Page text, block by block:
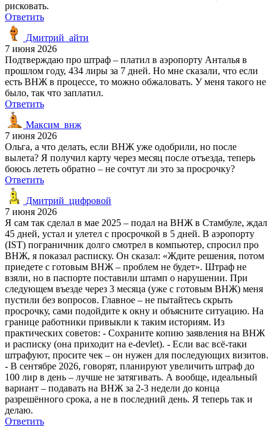
рисковать.
Ответить
Дмитрий_айти
7 июня 2026
Подтверждаю про штраф – платил в аэропорту Анталья в
прошлом году, 434 лиры за 7 дней. Но мне сказали, что если
есть ВНЖ в процессе, то можно обжаловать. У меня такого не
было, так что заплатил.
Ответить
Максим_внж
7 июня 2026
Ольга, а что делать, если ВНЖ уже одобрили, но после
вылета? Я получил карту через месяц после отъезда, теперь
боюсь лететь обратно – не сочтут ли это за просрочку?
Ответить
Дмитрий_цифровой
7 июня 2026
Я сам так сделал в мае 2025 – подал на ВНЖ в Стамбуле, ждал
45 дней, устал и улетел с просрочкой в 5 дней. В аэропорту
(IST) пограничник долго смотрел в компьютер, спросил про
ВНЖ, я показал расписку. Он сказал: «Ждите решения, потом
приедете с готовым ВНЖ – проблем не будет». Штраф не
взяли, но в паспорте поставили штамп о нарушении. При
следующем въезде через 3 месяца (уже с готовым ВНЖ) меня
пустили без вопросов. Главное – не пытайтесь скрыть
просрочку, сами подойдите к окну и объясните ситуацию. На
границе работники привыкли к таким историям. Из
практических советов: - Сохраните копию заявления на ВНЖ
и расписку (она приходит на e-devlet). - Если вас всё-таки
штрафуют, просите чек – он нужен для последующих визитов.
- В сентябре 2026, говорят, планируют увеличить штраф до
100 лир в день – лучше не затягивать. А вообще, идеальный
вариант – подавать на ВНЖ за 2-3 недели до конца
разрешённого срока, а не в последний день. Я теперь так и
делаю.
Ответить